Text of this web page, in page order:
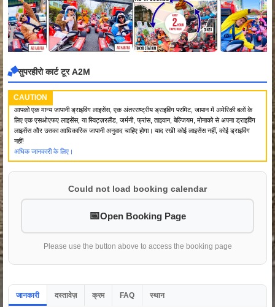
सुपरहीरो कार्ट टूर A2M
CAUTION
आपको एक मान्य जापानी ड्राइविंग लाइसेंस, एक अंतरराष्ट्रीय ड्राइविंग परमिट, जापान में अमेरिकी बलों के
लिए एक एसओएफए लाइसेंस, या स्विट्ज़रलैंड, जर्मनी, फ्रांस, ताइवान, बेल्जियम, मोनाको से अपना ड्राइविंग
लाइसेंस और उसका आधिकारिक जापानी अनुवाद चाहिए होगा। याद रखें! कोई लाइसेंस नहीं, कोई ड्राइविंग
नहीं!
अधिक जानकारी के लिए।
Could not load booking calendar
Open Booking Page
Please use the button above to access the booking page
जानकारी दस्तावेज़ क्रम FAQ स्थान